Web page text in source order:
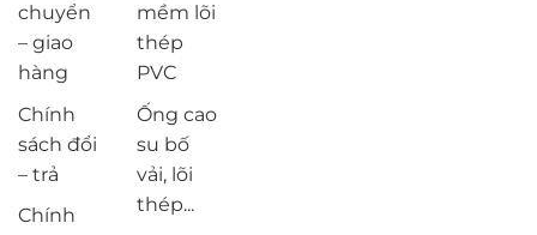
chuyển
– giao
hàng
Chính
sách đổi
– trả
Chính
mềm lõi
thép
PVC
Ống cao
su bố
vải, lõi
thép...